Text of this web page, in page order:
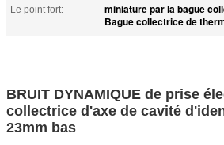
Le point fort:
miniature par la bague
Bague collectrice de
BRUIT DYNAMIQUE de prise
collectrice d'axe de cavité
23mm bas